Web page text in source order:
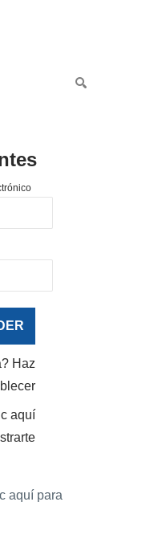
Haz
aquí
aquí para